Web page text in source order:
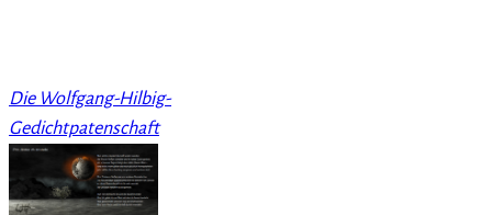
Die Wolfgang-Hilbig-
Gedichtpatenschaft